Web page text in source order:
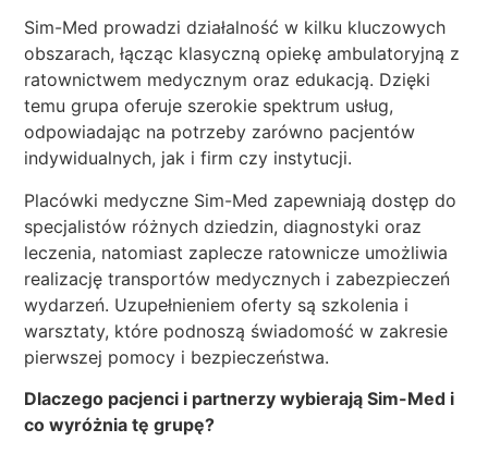
Sim-Med prowadzi działalność w kilku kluczowych
obszarach, łącząc klasyczną opiekę ambulatoryjną z
ratownictwem medycznym oraz edukacją. Dzięki
temu grupa oferuje szerokie spektrum usług,
odpowiadając na potrzeby zarówno pacjentów
indywidualnych, jak i firm czy instytucji.
Placówki medyczne Sim-Med zapewniają dostęp do
specjalistów różnych dziedzin, diagnostyki oraz
leczenia, natomiast zaplecze ratownicze umożliwia
realizację transportów medycznych i zabezpieczeń
wydarzeń. Uzupełnieniem oferty są szkolenia i
warsztaty, które podnoszą świadomość w zakresie
pierwszej pomocy i bezpieczeństwa.
Dlaczego pacjenci i partnerzy wybierają Sim-Med i
co wyróżnia tę grupę?